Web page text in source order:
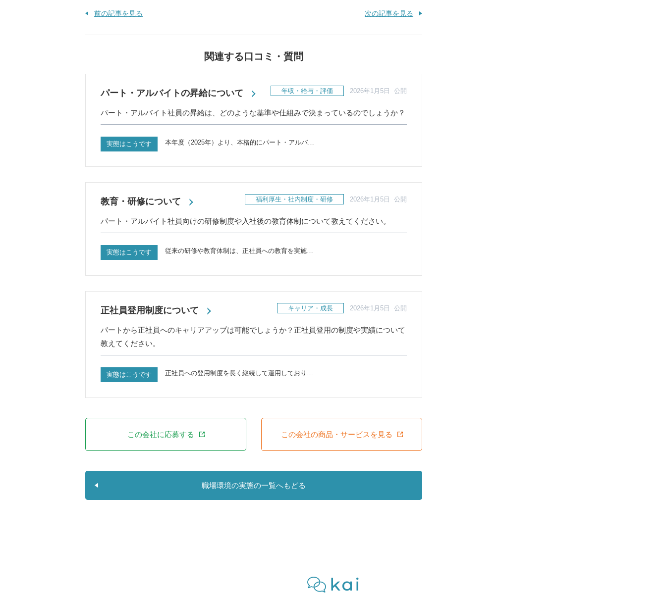
前の記事を見る 次の記事を見る
関連する口コミ・質問
パート・アルバイトの昇給について 年収・給与・評価 2026年1月5日 公開
パート・アルバイト社員の昇給は、どのような基準や仕組みで決まっているのでしょうか？
実態はこうです 本年度（2025年）より、本格的にパート・アルバ…
教育・研修について 福利厚生・社内制度・研修 2026年1月5日 公開
パート・アルバイト社員向けの研修制度や入社後の教育体制について教えてください。
実態はこうです 従来の研修や教育体制は、正社員への教育を実施…
正社員登用制度について キャリア・成長 2026年1月5日 公開
パートから正社員へのキャリアアップは可能でしょうか？正社員登用の制度や実績について
教えてください。
実態はこうです 正社員への登用制度を長く継続して運用しており…
この会社に応募する この会社の商品・サービスを見る
職場環境の実態の一覧へもどる